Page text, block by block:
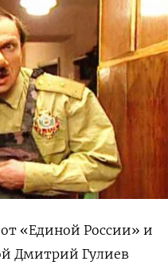
«Единой России» и
Дмитрий Гулиев